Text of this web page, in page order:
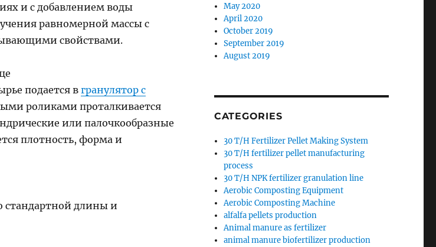
и с добавлением воды
равномерной массы с
свойствами.
подается вгранулятор с
роликами проталкивается
или палочкообразные
плотность, форма и
стандартной длины и
May 2020
April 2020
October 2019
September 2019
August 2019
CATEGORIES
30 T/H Fertilizer Pellet Making System
30 T/H fertilizer pellet manufacturing
process
30 T/H NPK fertilizer granulation line
Aerobic Composting Equipment
Aerobic Composting Machine
alfalfa pellets production
Animal manure as fertilizer
animal manure biofertilizer production